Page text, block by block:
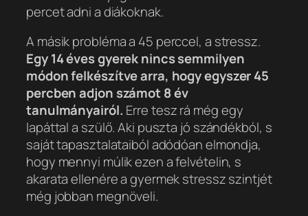
percet adni a diákoknak.
A másik probléma a 45 perccel, a stressz.
Egy 14 éves gyerek nincs semmilyen
módon felkészítve arra, hogy egyszer 45
percben adjon számot 8 év
tanulmányairól. Erre tesz rá még egy
lapáttal a szülő. Aki puszta jó szándékból, s
saját tapasztalataiból adódóan elmondja,
hogy mennyi múlik ezen a felvételin, s
akarata ellenére a gyermek stressz szintjét
még jobban megnöveli.